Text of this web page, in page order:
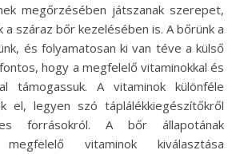
megőrzésében játszanak szerepet,
száraz bőr kezelésében is. A bőrünk a
és folyamatosan ki van téve a külső
hogy a megfelelő vitaminokkal és
támogassuk. A vitaminok különféle
el, legyen szó táplálékkiegészítőkről
forrásokról. A bőr állapotának
vitaminok kiválasztása